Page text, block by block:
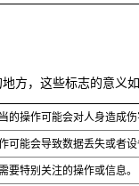
方，这些标志的意义如
的操作可能会对人身造成伤
可能会导致数据丢失或者设
要特别关注的操作或信息。